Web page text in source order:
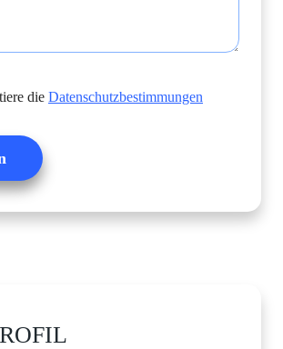
die Datenschutzbestimmungen